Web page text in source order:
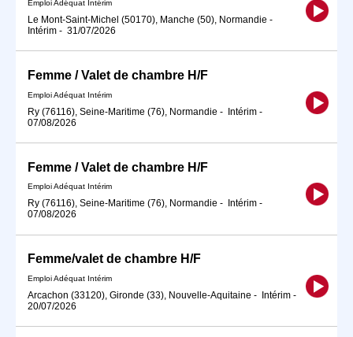
Emploi Adéquat Intérim
Le Mont-Saint-Michel (50170), Manche (50), Normandie -
Intérim - 31/07/2026
Femme / Valet de chambre H/F
Emploi Adéquat Intérim
Ry (76116), Seine-Maritime (76), Normandie - Intérim -
07/08/2026
Femme / Valet de chambre H/F
Emploi Adéquat Intérim
Ry (76116), Seine-Maritime (76), Normandie - Intérim -
07/08/2026
Femme/valet de chambre H/F
Emploi Adéquat Intérim
Arcachon (33120), Gironde (33), Nouvelle-Aquitaine - Intérim -
20/07/2026